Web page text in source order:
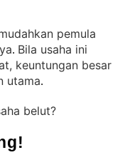
pemula
. Bila usaha ini
keuntungan besar
utama.
belut?